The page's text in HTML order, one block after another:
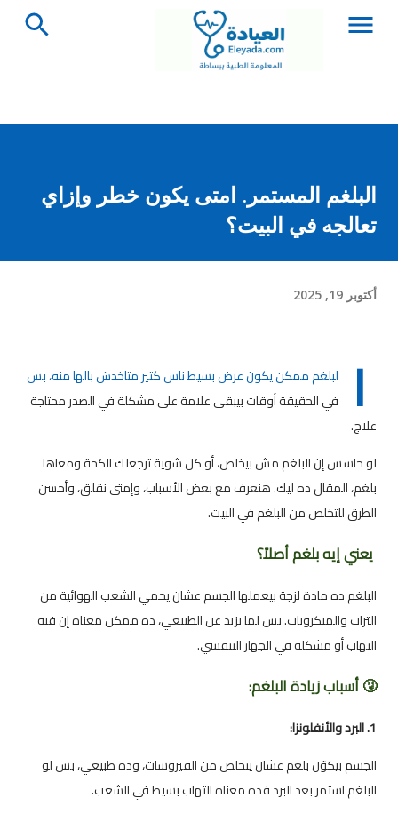
التخطي إلى المحتوى الرئيسي
البلغم المستمر. امتى يكون خطر وإزاي
تعالجه في البيت؟
أكتوبر 19, 2025
ا
لبلغم ممكن يكون عرض بسيط ناس كتير متاخدش بالها منه، بس
في الحقيقة أوقات بيبقى علامة على مشكلة في الصدر محتاجة
علاج.
لو حاسس إن البلغم مش بيخلص، أو كل شوية ترجعلك الكحة ومعاها
بلغم، المقال ده ليك. هنعرف مع بعض الأسباب، وإمتى نقلق، وأحسن
الطرق للتخلص من البلغم في البيت.
يعني إيه بلغم أصلاً؟
البلغم ده مادة لزجة بيعملها الجسم عشان يحمي الشعب الهوائية من
التراب والميكروبات. بس لما يزيد عن الطبيعي، ده ممكن معناه إن فيه
التهاب أو مشكلة في الجهاز التنفسي.
🤧 أسباب زيادة البلغم:
1. البرد والأنفلونزا:
الجسم بيكوّن بلغم عشان يتخلص من الفيروسات، وده طبيعي، بس لو
البلغم استمر بعد البرد فده معناه التهاب بسيط في الشعب.